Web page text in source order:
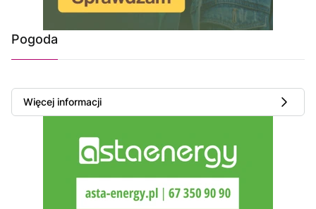
Pogoda
Więcej informacji